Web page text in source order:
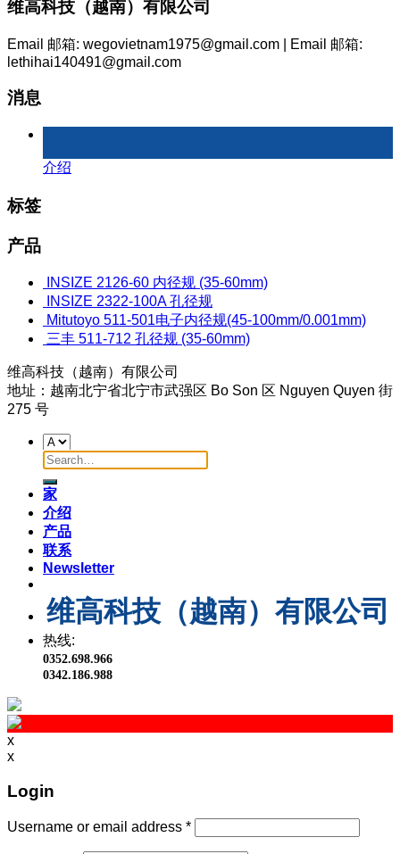
维高科技（越南）有限公司
Email 邮箱: wegovietnam1975@gmail.com | Email 邮箱:
lethihai140491@gmail.com
消息
介绍
标签
产品
INSIZE 2126-60 内径规 (35-60mm)
INSIZE 2322-100A 孔径规
Mitutoyo 511-501电子内径规(45-100mm/0.001mm)
三丰 511-712 孔径规 (35-60mm)
维高科技（越南）有限公司
地址：越南北宁省北宁市武强区 Bo Son 区 Nguyen Quyen 街
275 号
家
介绍
产品
联系
Newsletter
维高科技（越南）有限公司
热线:
0352.698.966
0342.186.988
x
x
Login
Username or email address *